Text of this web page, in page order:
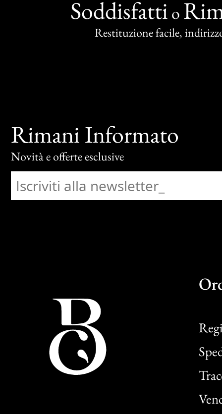
Soddisfatti o
Restituzione facile,
Rimani Informato
Novità e offerte esclusive